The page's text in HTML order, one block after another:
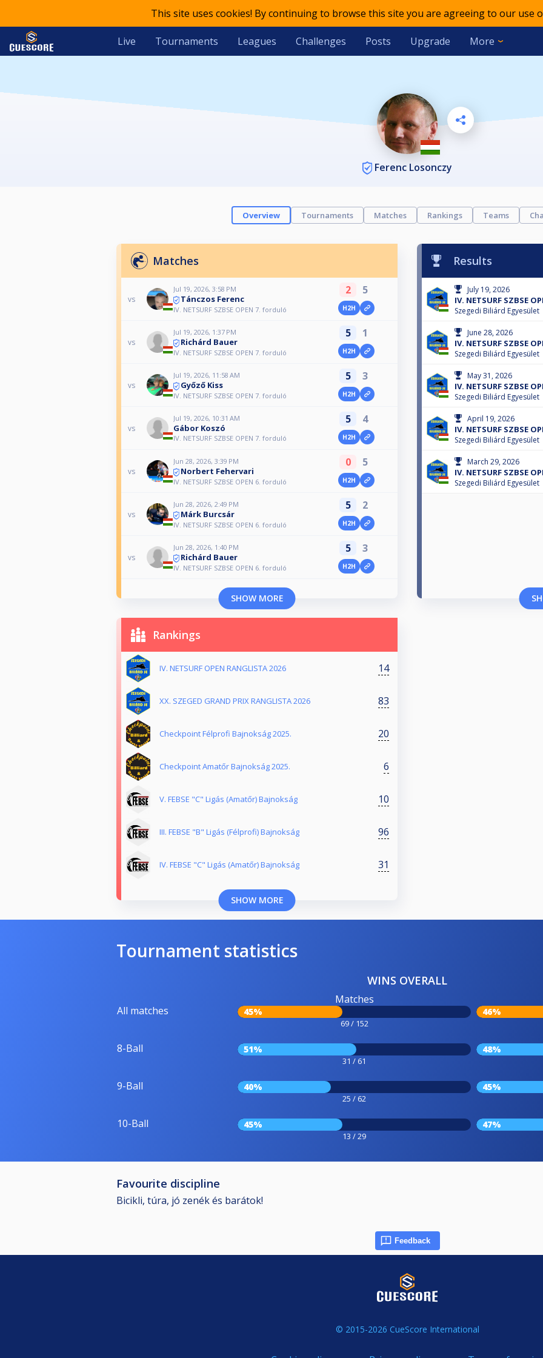
This site uses cookies! By continuing to browse this site you are agreeing to our use
Live Tournaments Leagues Challenges Posts Upgrade More
Ferenc Losonczy
Overview Tournaments Matches Rankings Teams
Matches
vs
Jul 19, 2026, 3:58 PM
Tánczos Ferenc
IV. NETSURF SZBSE OPEN 7. forduló
2 5
H2H
vs
Jul 19, 2026, 1:37 PM
Richárd Bauer
IV. NETSURF SZBSE OPEN 7. forduló
5 1
H2H
vs
Jul 19, 2026, 11:58 AM
Győző Kiss
IV. NETSURF SZBSE OPEN 7. forduló
5 3
H2H
vs
Jul 19, 2026, 10:31 AM
Gábor Koszó
IV. NETSURF SZBSE OPEN 7. forduló
5 4
H2H
vs
Jun 28, 2026, 3:39 PM
Norbert Fehervari
IV. NETSURF SZBSE OPEN 6. forduló
0 5
H2H
vs
Jun 28, 2026, 2:49 PM
Márk Burcsár
IV. NETSURF SZBSE OPEN 6. forduló
5 2
H2H
vs
Jun 28, 2026, 1:40 PM
Richárd Bauer
IV. NETSURF SZBSE OPEN 6. forduló
5 3
H2H
SHOW MORE
Results
July 19, 2026
IV. NETSURF SZBSE
Szegedi Biliárd Egyesület
June 28, 2026
IV. NETSURF SZBSE
Szegedi Biliárd Egyesület
May 31, 2026
IV. NETSURF SZBSE
Szegedi Biliárd Egyesület
April 19, 2026
IV. NETSURF SZBSE
Szegedi Biliárd Egyesület
March 29, 2026
IV. NETSURF SZBSE
Szegedi Biliárd Egyesület
Rankings
IV. NETSURF OPEN RANGLISTA 2026 14
XX. SZEGED GRAND PRIX RANGLISTA 2026 83
Checkpoint Félprofi Bajnokság 2025. 20
Checkpoint Amatőr Bajnokság 2025. 6
V. FEBSE "C" Ligás (Amatőr) Bajnokság 10
III. FEBSE "B" Ligás (Félprofi) Bajnokság 96
IV. FEBSE "C" Ligás (Amatőr) Bajnokság 31
SHOW MORE
Tournament statistics
WINS OVERALL
All matches
Matches
45%
69 / 152
46%
8-Ball 51%
31 / 61
48%
9-Ball 40%
25 / 62
45%
10-Ball 45%
13 / 29
47%
Favourite discipline
Bicikli, túra, jó zenék és barátok!
Feedback
© 2015-2026 CueScore International